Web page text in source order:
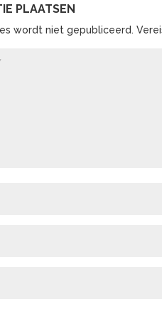
PLAATSEN
wordt niet gepubliceerd.